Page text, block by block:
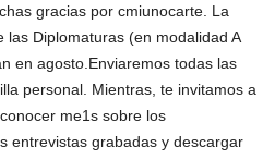
gracias por cmiunocarte. La
las Diplomaturas (en modalidad A
en agosto.Enviaremos todas las
personal. Mientras, te invitamos a
me1s sobre los
entrevistas grabadas y descargar